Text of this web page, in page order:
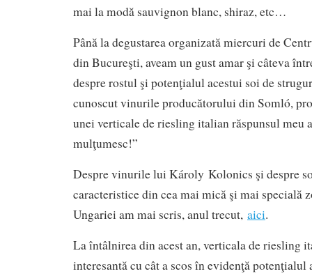
mai la modă sauvignon blanc, shiraz, etc…
Până la degustarea organizată miercuri de
din Bucureşti, aveam un gust amar şi câteva
despre rostul şi potenţialul acestui soi de
cunoscut vinurile producătorului din Somló,
unei verticale de riesling italian răspunsul meu
mulţumesc!”
Despre vinurile lui Károly Kolonics şi despre
caracteristice din cea mai mică şi mai specială
Ungariei am mai scris, anul trecut, aici.
La întâlnirea din acest an, verticala de riesling
interesantă cu cât a scos în evidenţă potenţialul